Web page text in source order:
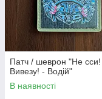
Патч / шеврон "Не сси!
Вивезу! - Водій"
В наявності